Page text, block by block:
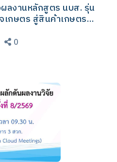
ลงานหลักสูตร นบส. รุ่น
กษตร สู่สินค้าเกษตร
0